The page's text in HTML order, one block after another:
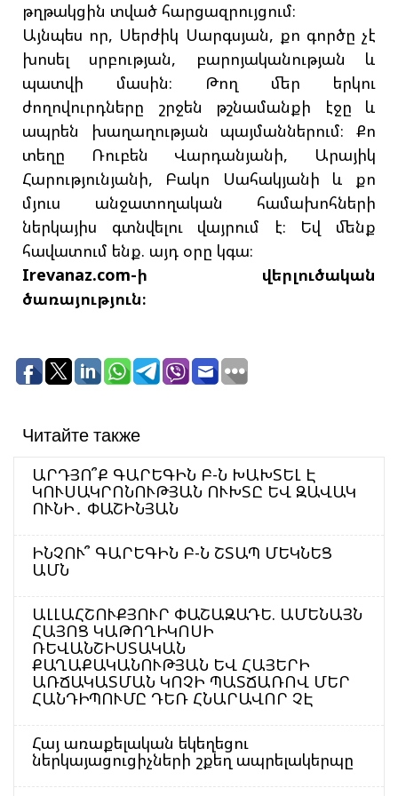
թղթակցին տված հարցազրույցում։
Այնպես որ, Սերժիկ Սարգսյան, քո գործը չէ
խոսել սրբության, բարոյականության և
պատվի մասին։ Թող մեր երկու
ժողովուրդները շրջեն թշնամանքի էջը և
ապրեն խաղաղության պայմաններում։ Քո
տեղը Ռուբեն Վարդանյանի, Արայիկ
Հարությունյանի, Բակո Սահակյանի և քո
մյուս անջատողական համախոհների
ներկայիս գտնվելու վայրում է։ Եվ մենք
հավատում ենք. այդ օրը կգա։
Irevanaz.com-ի վերլուծական
ծառայություն։
Читайте также
ԱՐԴՅՈ՞Ք ԳԱՐԵԳԻՆ Բ-Ն ԽԱԽՏԵԼ Է
ԿՈՒՍԱԿՐՈՆՈՒԹՅԱՆ ՈՒԽՏԸ ԵՎ ԶԱՎԱԿ
ՈՒՆԻ․ ՓԱՇԻՆՅԱՆ
ԻՆՉՈՒ՞ ԳԱՐԵԳԻՆ Բ-Ն ՇՏԱՊ ՄԵԿՆԵՑ
ԱՄՆ
ԱԼԼԱՀՇՈՒՔՅՈՒՐ ՓԱՇԱԶԱԴԵ. ԱՄԵՆԱՅՆ
ՀԱՅՈՑ ԿԱԹՈՂԻԿՈՍԻ
ՌԵՎԱՆՇԻՍՏԱԿԱՆ
ՔԱՂԱՔԱԿԱՆՈՒԹՅԱՆ ԵՎ ՀԱՅԵՐԻ
ԱՌՃԱԿԱՏՄԱՆ ԿՈՉԻ ՊԱՏՃԱՌՈՎ ՄԵՐ
ՀԱՆԴԻՊՈՒՄԸ ԴԵՌ ՀՆԱՐԱՎՈՐ ՉԷ
Հայ առաքելական եկեղեցու
ներկայացուցիչների շքեղ ապրելակերպը